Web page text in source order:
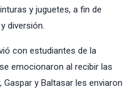
y juguetes, a fin de
diversión.
con estudiantes de la
emocionaron al recibir las
y Baltasar les enviaron